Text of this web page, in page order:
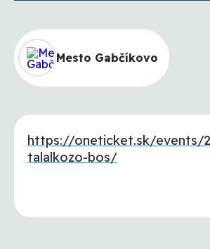
Mesto Gabčíkovo
https://oneticket.sk/events/
talalkozo-bos/